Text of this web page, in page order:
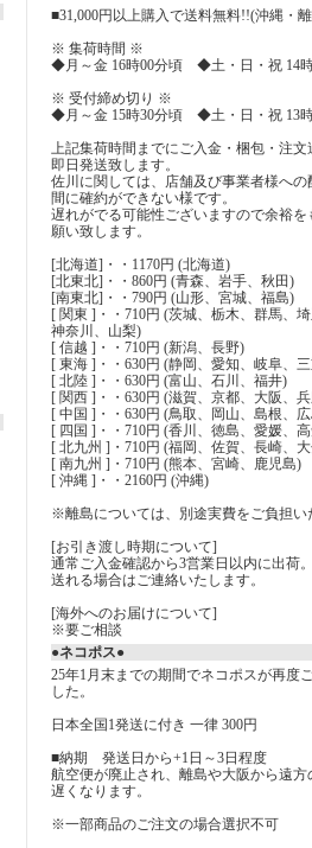
■31,000円以上購入で送料無料!!(沖縄・
※ 集荷時間 ※
◆月～金 16時00分頃 ◆土・日・祝 14
※ 受付締め切り ※
◆月～金 15時30分頃 ◆土・日・祝 13
上記集荷時間までにご入金・梱包・注
即日発送致します。
佐川に関しては、店舗及び事業者様へ
間に確約ができない様です。
遅れがでる可能性ございますので余裕を
願い致します。
[北海道]・・1170円 (北海道)
[北東北]・・860円 (青森、岩手、秋田)
[南東北]・・790円 (山形、宮城、福島)
[ 関東 ]・・710円 (茨城、栃木、群馬、埼
神奈川、山梨)
[ 信越 ]・・710円 (新潟、長野)
[ 東海 ]・・630円 (静岡、愛知、岐阜、
[ 北陸 ]・・630円 (富山、石川、福井)
[ 関西 ]・・630円 (滋賀、京都、大阪、
[ 中国 ]・・630円 (鳥取、岡山、島根、
[ 四国 ]・・710円 (香川、徳島、愛媛、
[ 北九州 ]・710円 (福岡、佐賀、長崎、
[ 南九州 ]・710円 (熊本、宮崎、鹿児島)
[ 沖縄 ]・・2160円 (沖縄)
※離島については、別途実費をご負担い
[お引き渡し時期について]
通常ご入金確認から3営業日以内に出荷。
送れる場合はご連絡いたします。
[海外へのお届けについて]
※要ご相談
●ネコポス●
25年1月末までの期間でネコポスが再度
した。
日本全国1発送に付き 一律 300円
■納期 発送日から+1日～3日程度
航空便が廃止され、離島や大阪から遠
遅くなります。
※一部商品のご注文の場合選択不可